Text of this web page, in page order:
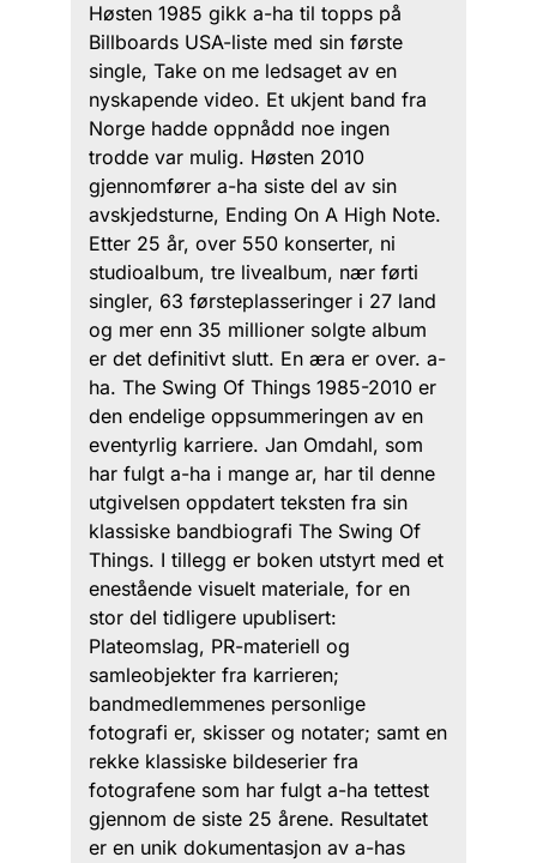
Høsten 1985 gikk a-ha til topps på
Billboards USA-liste med sin første
single, Take on me ledsaget av en
nyskapende video. Et ukjent band fra
Norge hadde oppnådd noe ingen
trodde var mulig. Høsten 2010
gjennomfører a-ha siste del av sin
avskjedsturne, Ending On A High Note.
Etter 25 år, over 550 konserter, ni
studioalbum, tre livealbum, nær førti
singler, 63 førsteplasseringer i 27 land
og mer enn 35 millioner solgte album
er det definitivt slutt. En æra er over. a-
ha. The Swing Of Things 1985-2010 er
den endelige oppsummeringen av en
eventyrlig karriere. Jan Omdahl, som
har fulgt a-ha i mange ar, har til denne
utgivelsen oppdatert teksten fra sin
klassiske bandbiografi The Swing Of
Things. I tillegg er boken utstyrt med et
enestående visuelt materiale, for en
stor del tidligere upublisert:
Plateomslag, PR-materiell og
samleobjekter fra karrieren;
bandmedlemmenes personlige
fotografi er, skisser og notater; samt en
rekke klassiske bildeserier fra
fotografene som har fulgt a-ha tettest
gjennom de siste 25 årene. Resultatet
er en unik dokumentasjon av a-has